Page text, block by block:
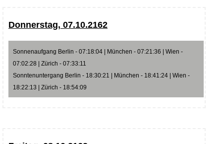
Donnerstag, 07.10.2162
Sonnenaufgang Berlin - 07:18:04 | München - 07:21:36 | Wien -
07:02:28 | Zürich - 07:33:11
Sonntenuntergang Berlin - 18:30:21 | München - 18:41:24 | Wien -
18:22:13 | Zürich - 18:54:09